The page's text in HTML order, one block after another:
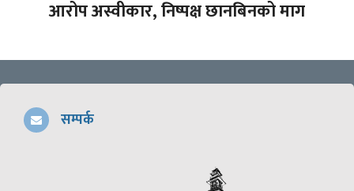
आरोप अस्वीकार, निष्पक्ष छानबिनको माग
सम्पर्क